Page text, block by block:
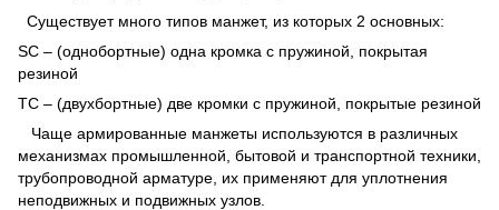
Существует много типов манжет, из которых 2 основных:
SC – (однобортные) одна кромка с пружиной, покрытая
резиной
TC – (двухбортные) две кромки с пружиной, покрытые резиной
Чаще армированные манжеты используются в различных
механизмах промышленной, бытовой и транспортной техники,
трубопроводной арматуре, их применяют для уплотнения
неподвижных и подвижных узлов.